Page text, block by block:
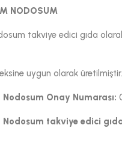
NODOSUM
takviye edici gıda
uygun olarak üretilmiştir.
Onay Numarası:
takviye edici